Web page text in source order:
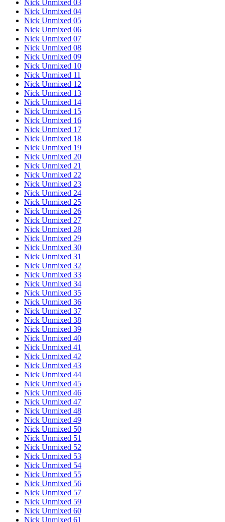
Nick Unmixed 03
Nick Unmixed 04
Nick Unmixed 05
Nick Unmixed 06
Nick Unmixed 07
Nick Unmixed 08
Nick Unmixed 09
Nick Unmixed 10
Nick Unmixed 11
Nick Unmixed 12
Nick Unmixed 13
Nick Unmixed 14
Nick Unmixed 15
Nick Unmixed 16
Nick Unmixed 17
Nick Unmixed 18
Nick Unmixed 19
Nick Unmixed 20
Nick Unmixed 21
Nick Unmixed 22
Nick Unmixed 23
Nick Unmixed 24
Nick Unmixed 25
Nick Unmixed 26
Nick Unmixed 27
Nick Unmixed 28
Nick Unmixed 29
Nick Unmixed 30
Nick Unmixed 31
Nick Unmixed 32
Nick Unmixed 33
Nick Unmixed 34
Nick Unmixed 35
Nick Unmixed 36
Nick Unmixed 37
Nick Unmixed 38
Nick Unmixed 39
Nick Unmixed 40
Nick Unmixed 41
Nick Unmixed 42
Nick Unmixed 43
Nick Unmixed 44
Nick Unmixed 45
Nick Unmixed 46
Nick Unmixed 47
Nick Unmixed 48
Nick Unmixed 49
Nick Unmixed 50
Nick Unmixed 51
Nick Unmixed 52
Nick Unmixed 53
Nick Unmixed 54
Nick Unmixed 55
Nick Unmixed 56
Nick Unmixed 57
Nick Unmixed 59
Nick Unmixed 60
Nick Unmixed 61